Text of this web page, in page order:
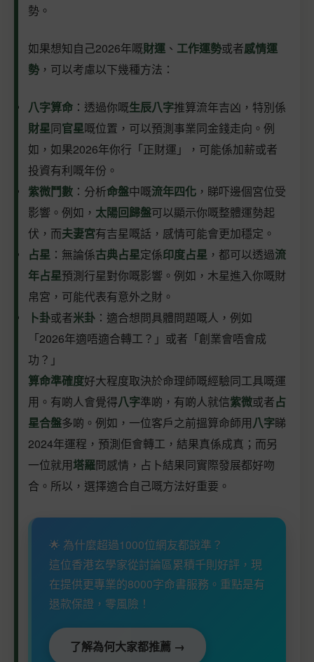
勢。
如果想知自己2026年嘅財運 、 工作運勢或者感情運
勢 ，可以考慮以下幾種方法：
八字算命 ：透過你嘅生辰八字推算流年吉凶，特別係
財星同官星嘅位置，可以預測事業同金錢走向。例
如，如果2026年你行「正財運」，可能係加薪或者
投資有利嘅年份。
紫微鬥數 ：分析命盤中嘅流年四化 ，睇吓邊個宮位受
影響。例如， 太陽回歸盤可以顯示你嘅整體運勢起
伏，而夫妻宮有吉星嘅話，感情可能會更加穩定。
占星 ：無論係古典占星定係印度占星 ，都可以透過流
年占星預測行星對你嘅影響。例如，木星進入你嘅財
帛宮，可能代表有意外之財。
卜卦或者米卦 ：適合想問具體問題嘅人，例如
「2026年適唔適合轉工？」或者「創業會唔會成
功？」
算命準確度好大程度取決於命理師嘅經驗同工具嘅運
用。有啲人會覺得八字準啲，有啲人就信紫微或者占
星合盤多啲。例如，一位客戶之前搵算命師用八字睇
2024年運程，預測佢會轉工，結果真係成真；而另
一位就用塔羅問感情，占卜結果同實際發展都好吻
合。所以，選擇適合自己嘅方法好重要。
🌟 為什麼超過1000位網友都說準？
這位香港玄學家從討論區累積千則好評，現
在提供更專業的8000字命書服務。重點是有
退款保證，零風險！
了解為何大家都推薦 →